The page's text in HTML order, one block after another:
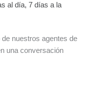
al día, 7 días a la
nuestros agentes de
una conversación